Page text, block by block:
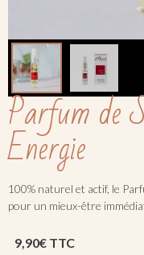
Parfum de
Energie
100% naturel et actif, le
pour un mieux-être
9,90€ TTC